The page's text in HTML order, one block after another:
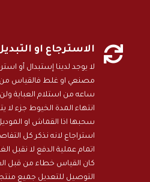
 الاسترجاع او
لا يوجد لدينا إستبدال أو
ساعه من استلام العباية
انتهاء المدة الخيوط جزء
سحبها اذا القماش او
استراجاع لانه نذكر كل
اتمام عملية الدفع لا نقبل
كان القياس خطاء من قبل
التوصيل للتعديل جميع